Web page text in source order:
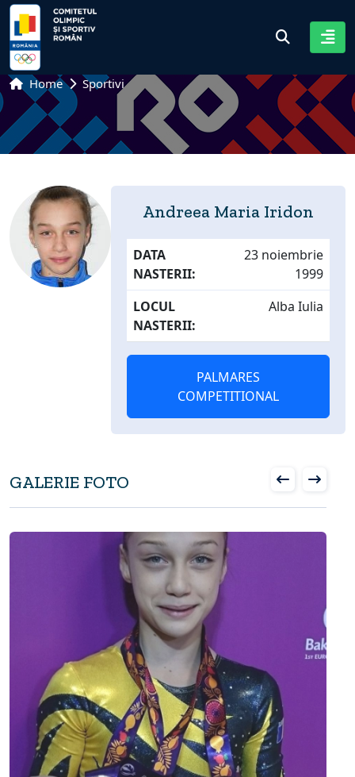
Home Sportivi
Andreea Maria Iridon
DATA
NASTERII:
23 noiembrie
1999
LOCUL
NASTERII:
Alba Iulia
PALMARES
COMPETITIONAL
GALERIE FOTO